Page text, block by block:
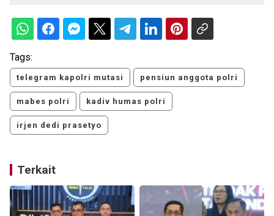
Tags:
telegram kapolri mutasi pensiun anggota polri
mabes polri kadiv humas polri
irjen dedi prasetyo
Terkait